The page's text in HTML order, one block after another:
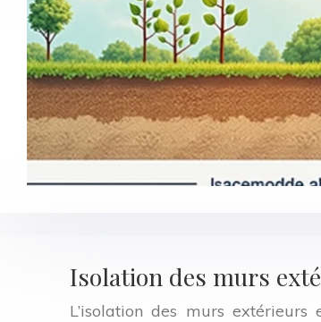
Isolation des murs
L’isolation des murs